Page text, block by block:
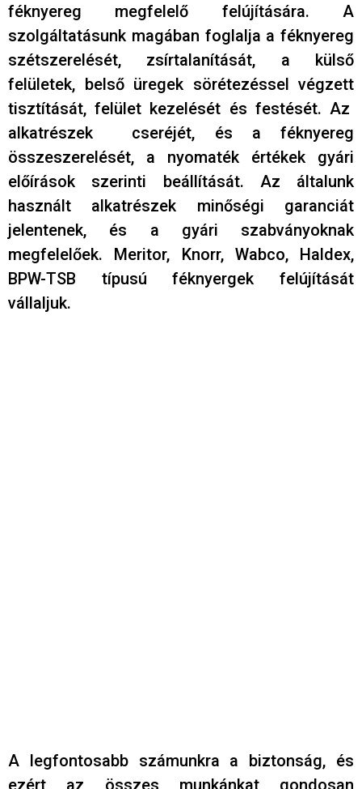
féknyereg megfelelő felújítására. A
szolgáltatásunk magában foglalja a féknyereg
szétszerelését, zsírtalanítását, a külső
felületek, belső üregek sörétezéssel végzett
tisztítását, felület kezelését és festését. Az
alkatrészek cseréjét, és a féknyereg
összeszerelését, a nyomaték értékek gyári
előírások szerinti beállítását. Az általunk
használt alkatrészek minőségi garanciát
jelentenek, és a gyári szabványoknak
megfelelőek. Meritor, Knorr, Wabco, Haldex,
BPW-TSB típusú féknyergek felújítását
vállaljuk.
A legfontosabb számunkra a biztonság, és
ezért az összes munkánkat gondosan